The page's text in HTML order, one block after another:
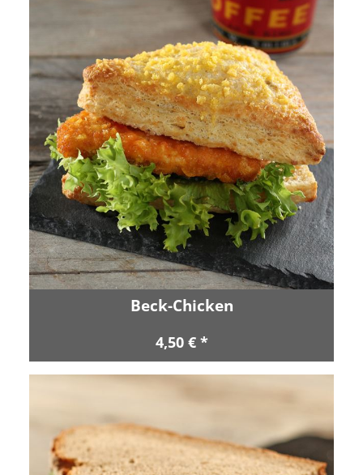
Beck-Chicken
4,50 € *